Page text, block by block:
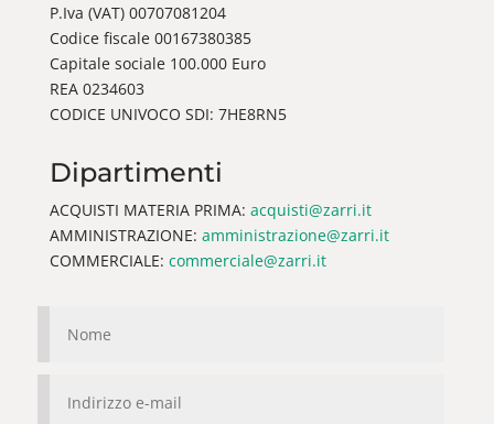
P.Iva (VAT) 00707081204
Codice fiscale 00167380385
Capitale sociale 100.000 Euro
REA 0234603
CODICE UNIVOCO SDI: 7HE8RN5
Dipartimenti
ACQUISTI MATERIA PRIMA: acquisti@zarri.it
AMMINISTRAZIONE: amministrazione@zarri.it
COMMERCIALE: commerciale@zarri.it